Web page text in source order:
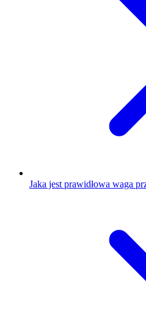
Jaka jest prawidłowa waga